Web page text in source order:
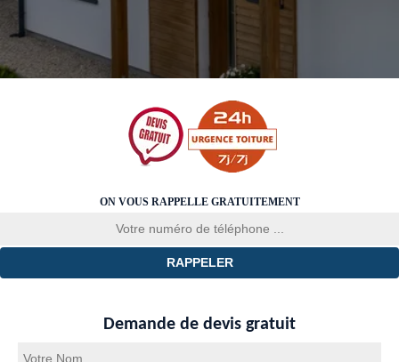
ON VOUS RAPPELLE GRATUITEMENT
Demande de devis gratuit